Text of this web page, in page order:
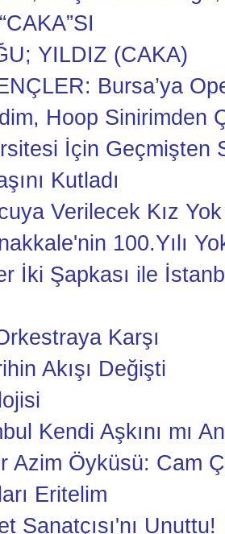
YILDIZ (CAKA)
Bursa’ya
Hoop Sinirimden
İçin Geçmişten
Kutladı
Verilecek Kız Yok
100.Yılı
İki Şapkası ile
Karşı
Akışı Değişti
Kendi Aşkını mı
Azim Öyküsü: Cam
Eritelim
Sanatçısı'nı Unuttu!